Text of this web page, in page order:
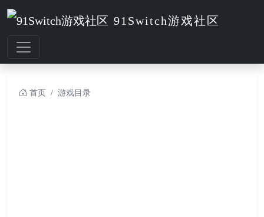
91Switch游戏社区
首页 游戏目录